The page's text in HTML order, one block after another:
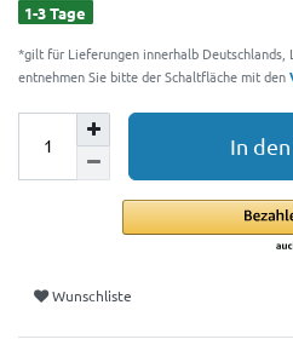
1-3 Tage
*gilt für Lieferungen innerhalb Deutschlands,
entnehmen Sie bitte der Schaltfläche mit den
In
Wunschliste